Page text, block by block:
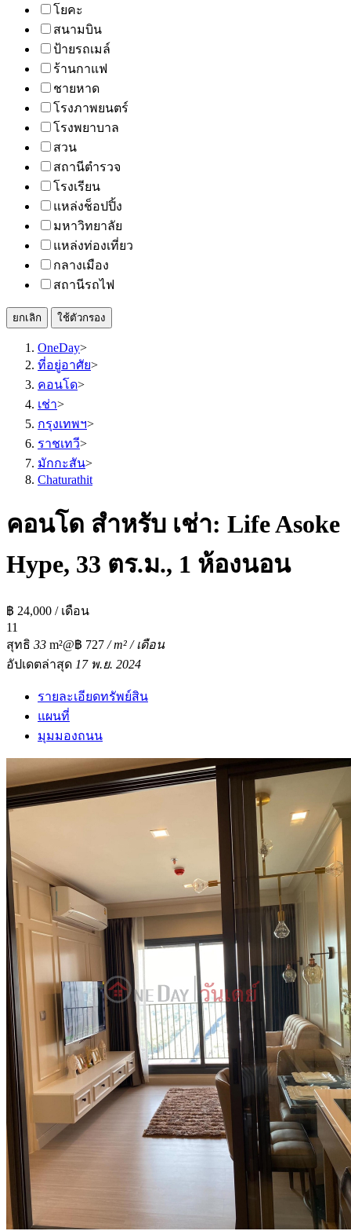
โยคะ
สนามบิน
ป้ายรถเมล์
ร้านกาแฟ
ชายหาด
โรงภาพยนตร์
โรงพยาบาล
สวน
สถานีตำรวจ
โรงเรียน
แหล่งช็อปปิ้ง
มหาวิทยาลัย
แหล่งท่องเที่ยว
กลางเมือง
สถานีรถไฟ
ยกเลิก ใช้ตัวกรอง
OneDay>
ที่อยู่อาศัย>
คอนโด>
เช่า>
กรุงเทพฯ>
ราชเทวี>
มักกะสัน>
Chaturathit
คอนโด สำหรับ เช่า: Life Asoke
Hype, 33 ตร.ม., 1 ห้องนอน
฿ 24,000 / เดือน
11
สุทธิ 33 m²@฿ 727 / m² / เดือน
อัปเดตล่าสุด 17 พ.ย. 2024
รายละเอียดทรัพย์สิน
แผนที่
มุมมองถนน